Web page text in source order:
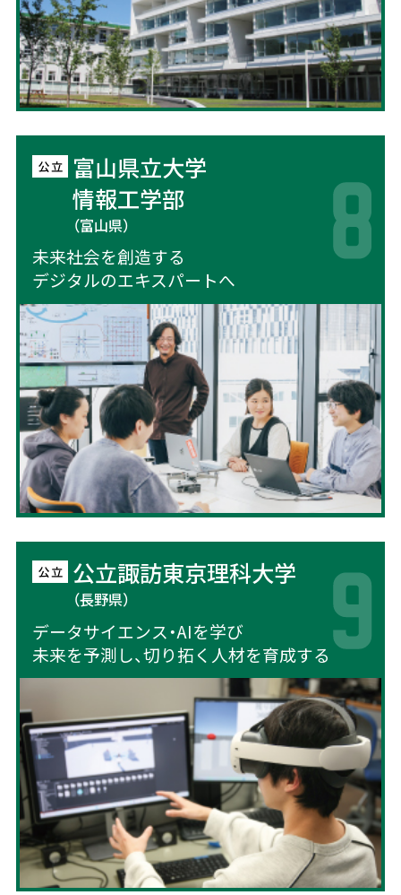
富山県立大学
情報工学部
（富山県）
未来社会を創造する
デジタルのエキスパートへ
公立諏訪東京理科大学
（長野県）
データサイエンス・AIを学び
未来を予測し、切り拓く人材を育成する